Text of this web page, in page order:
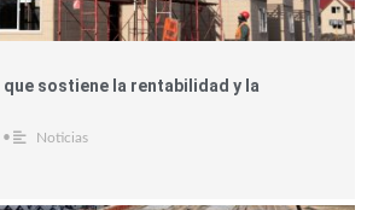
que sostiene la rentabilidad y la
• Noticias